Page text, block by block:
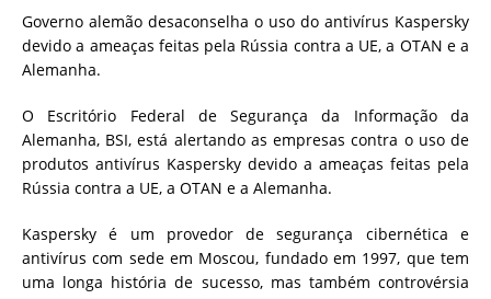
Governo alemão desaconselha o uso do antivírus Kaspersky
devido a ameaças feitas pela Rússia contra a UE, a OTAN e a
Alemanha.
O Escritório Federal de Segurança da Informação da
Alemanha, BSI, está alertando as empresas contra o uso de
produtos antivírus Kaspersky devido a ameaças feitas pela
Rússia contra a UE, a OTAN e a Alemanha.
Kaspersky é um provedor de segurança cibernética e
antivírus com sede em Moscou, fundado em 1997, que tem
uma longa história de sucesso, mas também controvérsia